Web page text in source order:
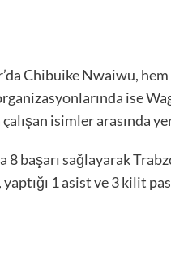
Chibuike Nwaiwu, hem
ise
isimler arasında
başarı sağlayarak
1 asist ve 3 kilit